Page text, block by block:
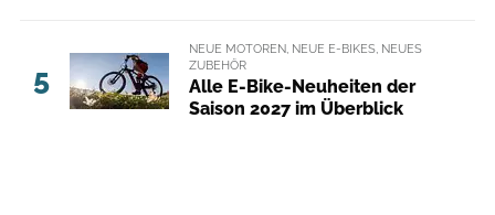
5
NEUE MOTOREN, NEUE E-BIKES, NEUES
ZUBEHÖR
Alle E-Bike-Neuheiten der
Saison 2027 im Überblick